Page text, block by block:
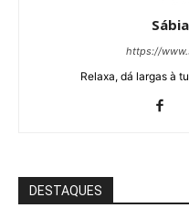
https://
Relaxa, dá largas à
DESTAQUES